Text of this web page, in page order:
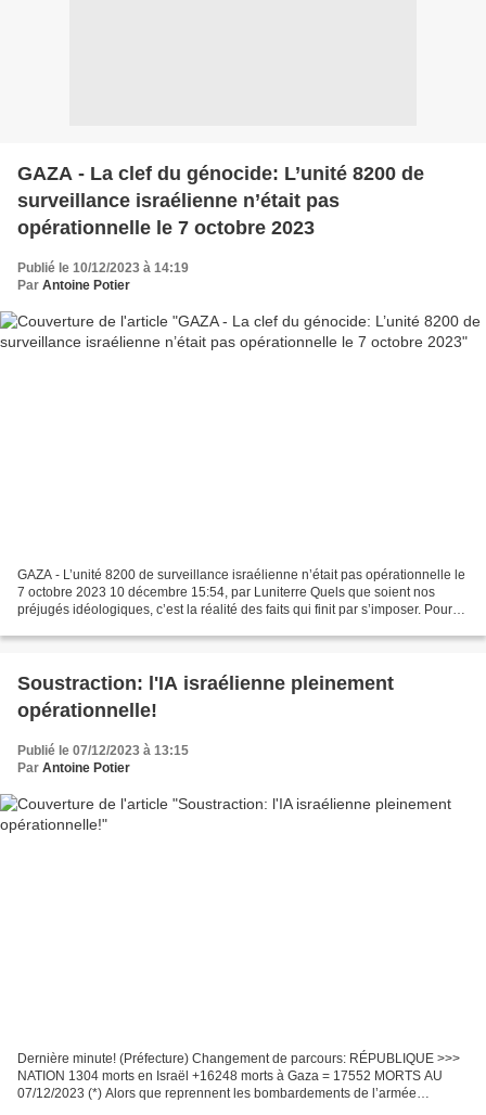
GAZA - La clef du génocide: L’unité 8200 de
surveillance israélienne n’était pas
opérationnelle le 7 octobre 2023
Publié le 10/12/2023 à 14:19
Par Antoine Potier
GAZA - L’unité 8200 de surveillance israélienne n’était pas opérationnelle le
7 octobre 2023 10 décembre 15:54, par Luniterre Quels que soient nos
préjugés idéologiques, c’est la réalité des faits qui finit par s’imposer. Pour
Soustraction: l'IA israélienne pleinement
opérationnelle!
Publié le 07/12/2023 à 13:15
Par Antoine Potier
Dernière minute! (Préfecture) Changement de parcours: RÉPUBLIQUE >>>
NATION 1304 morts en Israël +16248 morts à Gaza = 17552 MORTS AU
07/12/2023 (*) Alors que reprennent les bombardements de l’armée